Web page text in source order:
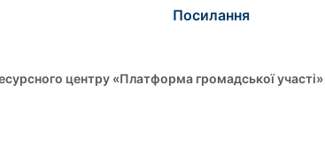
Посилання
центру «Платформа громадської участі»